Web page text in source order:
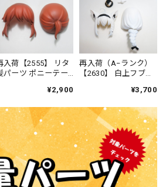
入荷【2555】 リタ
パーツ ポニーテー
¥2,900
再入荷（A−ランク）
【2630】 白上フブキ
ケモ耳ポニーテー¥3,700